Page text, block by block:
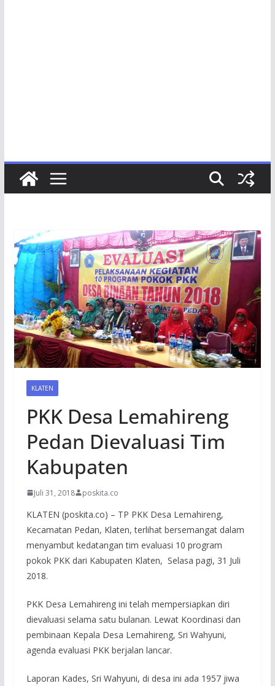
KLATEN
PKK Desa Lemahireng
Pedan Dievaluasi Tim
Kabupaten
Juli 31, 2018 poskita.co
KLATEN (poskita.co) – TP PKK Desa Lemahireng,
Kecamatan Pedan, Klaten, terlihat bersemangat dalam
menyambut kedatangan tim evaluasi 10 program
pokok PKK dari Kabupaten Klaten, Selasa pagi, 31 Juli
2018.
PKK Desa Lemahireng ini telah mempersiapkan diri
dievaluasi selama satu bulanan. Lewat Koordinasi dan
pembinaan Kepala Desa Lemahireng, Sri Wahyuni,
agenda evaluasi PKK berjalan lancar.
Laporan Kades, Sri Wahyuni, di desa ini ada 1957 jiwa